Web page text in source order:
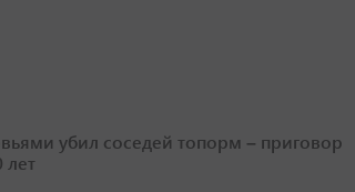
убил соседей топорм – приговор
лет